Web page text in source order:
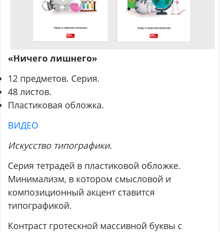
«Ничего лишнего»
12 предметов. Серия.
48 листов.
Пластиковая обложка.
ВИДЕО
Искусство типографики.
Серия тетрадей в пластиковой обложке.
Минимализм, в котором смысловой и
композиционный акцент ставится
типографикой.
Контраст гротескной массивной буквы с